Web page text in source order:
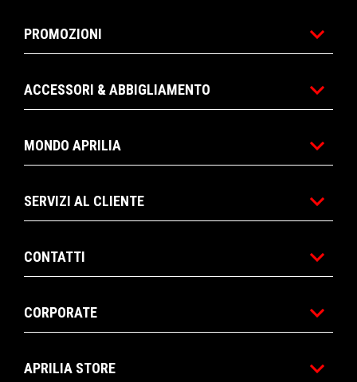
PROMOZIONI
ACCESSORI & ABBIGLIAMENTO
MONDO APRILIA
SERVIZI AL CLIENTE
CONTATTI
CORPORATE
APRILIA STORE